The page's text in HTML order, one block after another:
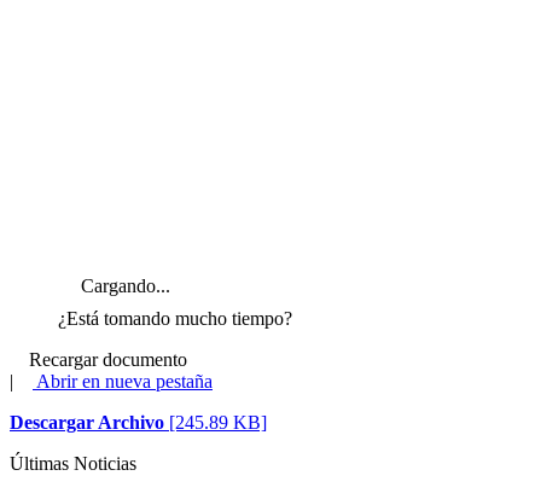
Cargando...
¿Está tomando mucho tiempo?
Recargar documento
|
Abrir en nueva pestaña
Descargar Archivo [245.89 KB]
Últimas Noticias